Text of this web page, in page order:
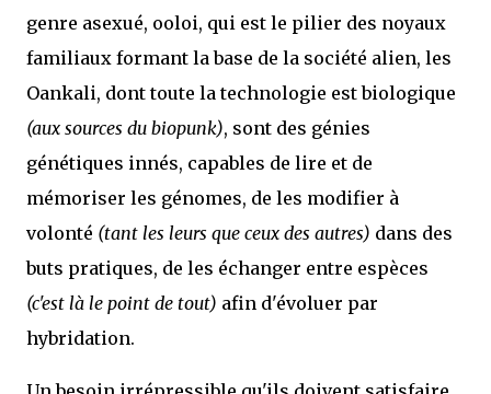
genre asexué, ooloi, qui est le pilier des noyaux
familiaux formant la base de la société alien, les
Oankali, dont toute la technologie est biologique
(aux sources du biopunk), sont des génies
génétiques innés, capables de lire et de
mémoriser les génomes, de les modifier à
volonté (tant les leurs que ceux des autres) dans des
buts pratiques, de les échanger entre espèces
(c'est là le point de tout) afin d'évoluer par
hybridation.